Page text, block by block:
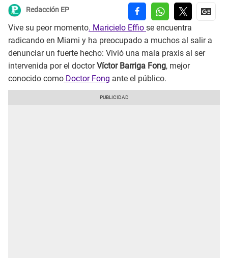
Redacción EP
Vive su peor momento. Maricielo Effio se encuentra
radicando en Miami y ha preocupado a muchos al salir a
denunciar un fuerte hecho: Vivió una mala praxis al ser
intervenida por el doctorVíctor Barriga Fong, mejor
conocido como Doctor Fong ante el público.